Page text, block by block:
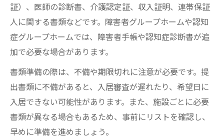
証）、医師の診断書、介護認定証、収入証明、連帯保証
人に関する書類などです。障害者グループホームや認知
症グループホームでは、障害者手帳や認知症診断書が追
加で必要な場合があります。
書類準備の際は、不備や期限切れに注意が必要です。提
出書類に不備があると、入居審査が遅れたり、希望日に
入居できない可能性があります。また、施設ごとに必要
書類が異なる場合もあるため、事前にリストを確認し、
早めに準備を進めましょう。